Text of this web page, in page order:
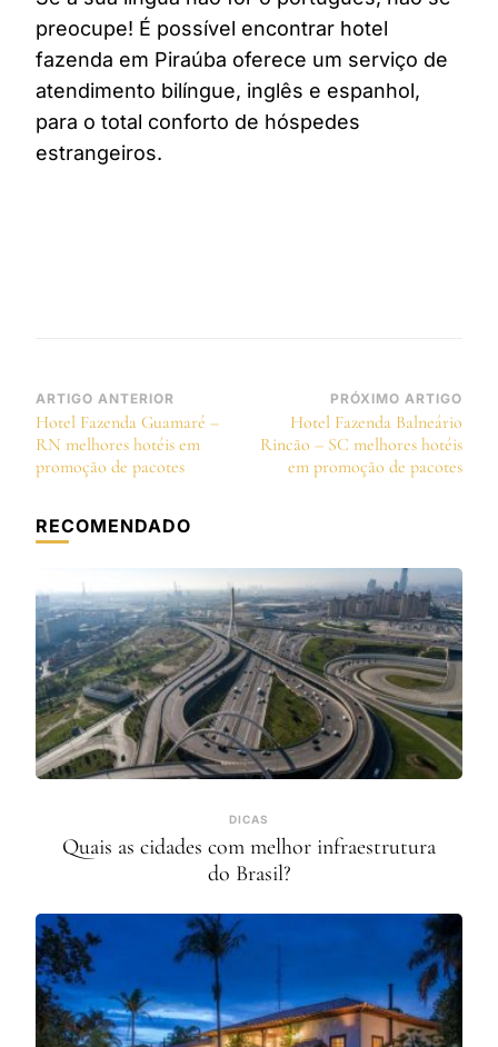
preocupe! É possível encontrar hotel
fazenda em Piraúba oferece um serviço de
atendimento bilíngue, inglês e espanhol,
para o total conforto de hóspedes
estrangeiros.
Navegação
de
post
ARTIGO ANTERIOR
Hotel Fazenda Guamaré –
RN melhores hotéis em
promoção de pacotes
PRÓXIMO ARTIGO
Hotel Fazenda Balneário
Rincão – SC melhores hotéis
em promoção de pacotes
RECOMENDADO
DICAS
Quais as cidades com melhor infraestrutura
do Brasil?